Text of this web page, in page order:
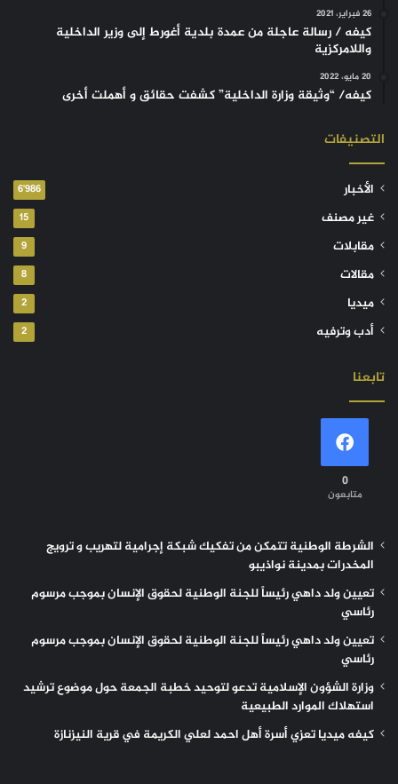
26 فبراير، 2021
كيفه / رسالة عاجلة من عمدة بلدية أغورط إلى وزير الداخلية
واللامركزية
20 مايو، 2022
كيفه/ “وثيقة وزارة الداخلية” كشفت حقائق و أهملت أخرى
التصنيفات
الأخبار 6٬986
غير مصنف 15
مقابلات 9
مقالات 8
ميديا 2
أدب وترفيه 2
تابعنا
0
متابعون
الشرطة الوطنية تتمكن من تفكيك شبكة إجرامية لتهريب و ترويج
المخدرات بمدينة نواذيبو
تعيين ولد داهي رئيساً للجنة الوطنية لحقوق الإنسان بموجب مرسوم
رئاسي
تعيين ولد داهي رئيساً للجنة الوطنية لحقوق الإنسان بموجب مرسوم
رئاسي
وزارة الشؤون الإسلامية تدعو لتوحيد خطبة الجمعة حول موضوع ترشيد
استهلاك الموارد الطبيعية
كيفه ميديا تعزي أسرة أهل احمد لعلي الكريمة في قرية النيزنازة